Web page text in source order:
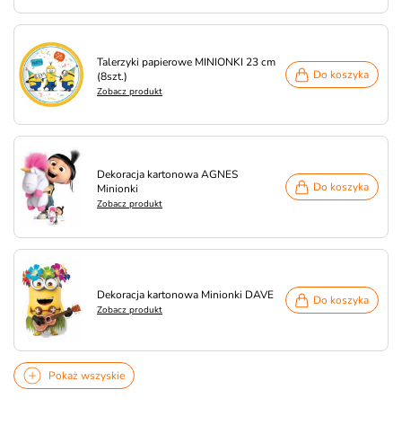
Talerzyki papierowe MINIONKI 23 cm
(8szt.)
Zobacz produkt
Do koszyka
Dekoracja kartonowa AGNES
Minionki
Zobacz produkt
Do koszyka
Dekoracja kartonowa Minionki DAVE
Zobacz produkt
Do koszyka
Pokaż wszyskie